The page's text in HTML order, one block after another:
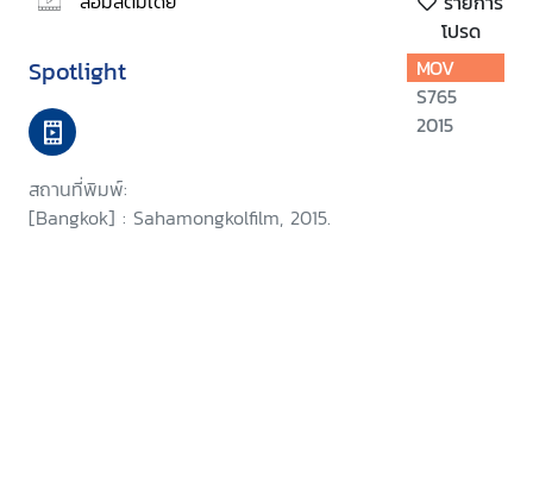
โปรด
Spotlight
สถานที่พิมพ์:
[Bangkok] : Sahamongkolfilm, 2015.
MOV
S765
2015